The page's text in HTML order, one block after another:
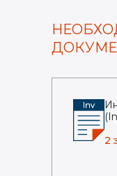
2